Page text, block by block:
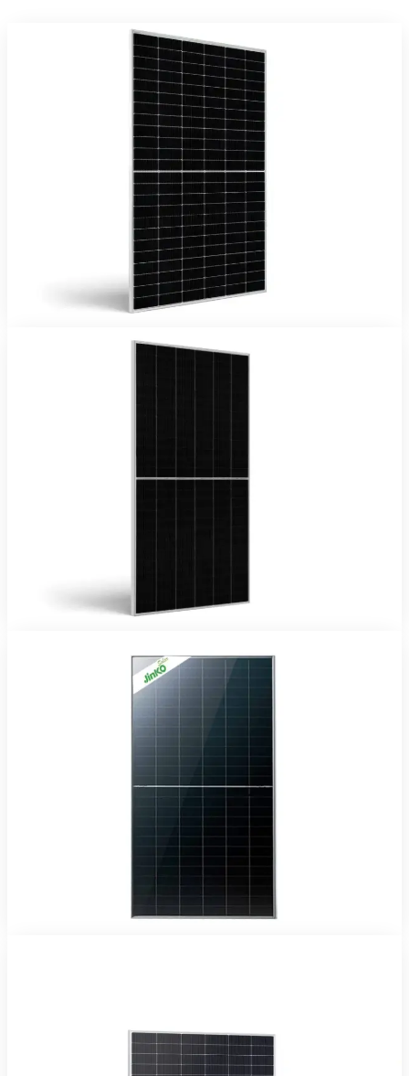
Panneau Solaire JA Solar 550Wc Mono PERC
Panneau JA Solar 550 Wc — production maximale sous le soleil
sénégalais, pour toiture ou sol.
Voir le produit
Commander sur WhatsApp
Voir le produit
Commander sur WhatsApp
Panneau Solaire Jinko Tiger Neo 545Wc
sénégalais, pour toiture ou sol.
Commander sur WhatsApp
Panneau Solaire JA Solar 400Wc Mono PERC